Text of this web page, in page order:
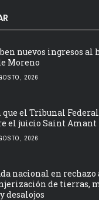
nuevos ingresos al
Moreno
2026
que el Tribunal Federal
el juicio Saint Amant
2026
nacional en rechazo
de tierras,
desalojos